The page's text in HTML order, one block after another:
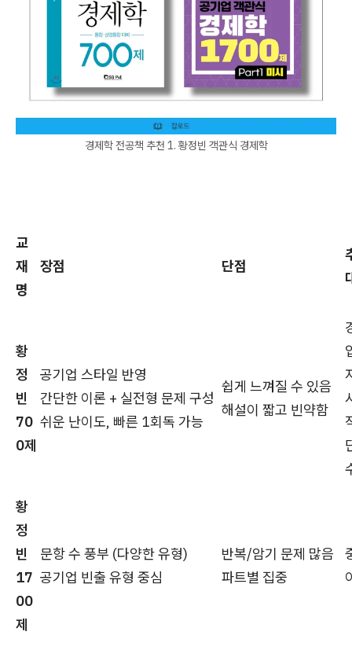
경제학 전공책 추천 1. 황정빈 객관식 경제학
교
재
명
장점 단점
황
정
빈
70
0제
공기업 스타일 반영
간단한 이론 + 실전형 문제 구성
쉬운 난이도, 빠른 1회독 가능
쉽게 느껴질 수 있음
해설이 짧고 빈약함
황
정
빈
17
00
제
문항 수 풍부 (다양한 유형)
공기업 빈출 유형 중심
반복/암기 문제 많음
파트별 집중